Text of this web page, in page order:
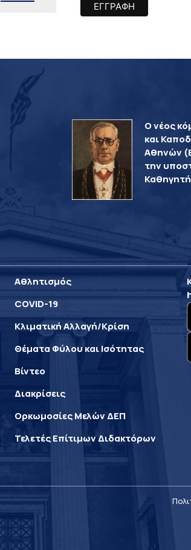
Ο νέος
και
Αθηνών
την
Αθλητισμός
COVID-19
Κλιματική Αλλαγή/Κρίση
Θέματα Φύλου και Ισότητας
Βίντεο
Διακρίσεις
Ορκωμοσίες Μελών ΔΕΠ
Τελετές Επίτιμων Διδακτόρων